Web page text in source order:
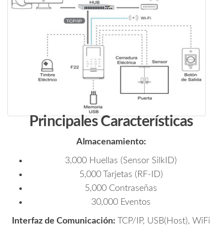
TCPIP
ADMS
Gratis
Biotime
PRO
Principales Características
Almacenamiento:
3,000 Huellas (Sensor SilkID)
5,000 Tarjetas (RF-ID)
5,000 Contraseñas
30,000 Eventos
Interfaz de Comunicación: TCP/IP, USB(Host), WiFi